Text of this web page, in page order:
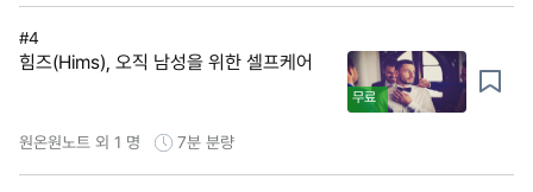
#4
힘즈(Hims), 오직 남성을 위한 셀프케어
무료
원온원노트 외 1 명 7분 분량